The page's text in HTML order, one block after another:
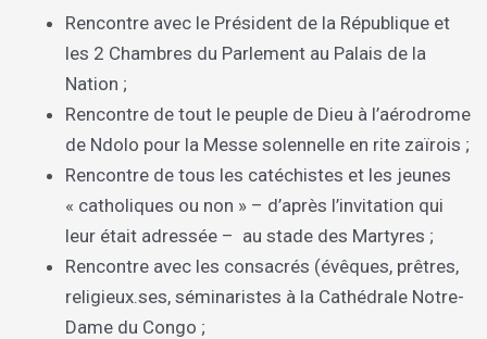
Rencontre avec le Président de la République et
les 2 Chambres du Parlement au Palais de la
Nation ;
Rencontre de tout le peuple de Dieu à l’aérodrome
de Ndolo pour la Messe solennelle en rite zaïrois ;
Rencontre de tous les catéchistes et les jeunes
« catholiques ou non » – d’après l’invitation qui
leur était adressée – au stade des Martyres ;
Rencontre avec les consacrés (évêques, prêtres,
religieux.ses, séminaristes à la Cathédrale Notre-
Dame du Congo ;